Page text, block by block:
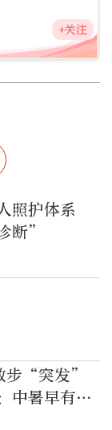
+关注
照护体系
断”
步“突发”
中暑早有前